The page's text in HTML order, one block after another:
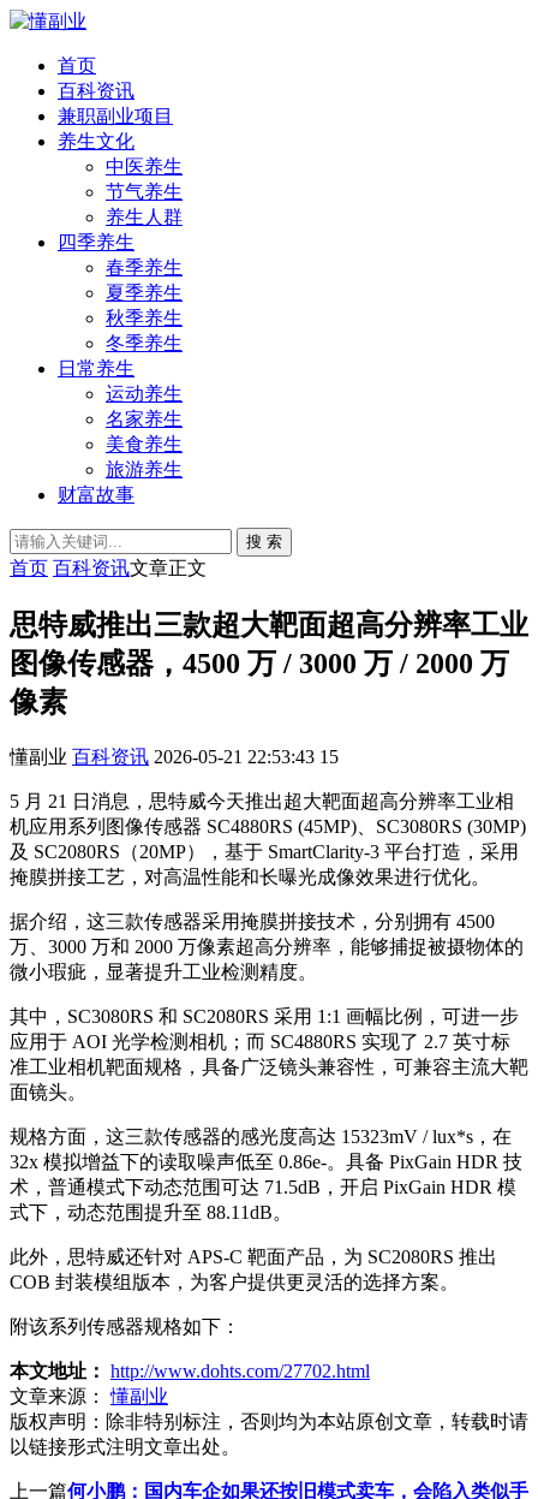
首页
百科资讯
兼职副业项目
养生文化
中医养生
节气养生
养生人群
四季养生
春季养生
夏季养生
秋季养生
冬季养生
日常养生
运动养生
名家养生
美食养生
旅游养生
财富故事
搜 索
首页 百科资讯文章正文
思特威推出三款超大靶面超高分辨率工业
图像传感器，4500 万 / 3000 万 / 2000 万
像素
懂副业 百科资讯 2026-05-21 22:53:43 15
5 月 21 日消息，思特威今天推出超大靶面超高分辨率工业相
机应用系列图像传感器 SC4880RS (45MP)、SC3080RS (30MP)
及 SC2080RS（20MP），基于 SmartClarity-3 平台打造，采用
掩膜拼接工艺，对高温性能和长曝光成像效果进行优化。
据介绍，这三款传感器采用掩膜拼接技术，分别拥有 4500
万、3000 万和 2000 万像素超高分辨率，能够捕捉被摄物体的
微小瑕疵，显著提升工业检测精度。
其中，SC3080RS 和 SC2080RS 采用 1:1 画幅比例，可进一步
应用于 AOI 光学检测相机；而 SC4880RS 实现了 2.7 英寸标
准工业相机靶面规格，具备广泛镜头兼容性，可兼容主流大靶
面镜头。
规格方面，这三款传感器的感光度高达 15323mV / lux*s，在
32x 模拟增益下的读取噪声低至 0.86e-。具备 PixGain HDR 技
术，普通模式下动态范围可达 71.5dB，开启 PixGain HDR 模
式下，动态范围提升至 88.11dB。
此外，思特威还针对 APS-C 靶面产品，为 SC2080RS 推出
COB 封装模组版本，为客户提供更灵活的选择方案。
附该系列传感器规格如下：
本文地址： http://www.dohts.com/27702.html
文章来源：
懂副业
版权声明： 除非特别标注，否则均为本站原创文章，转载时请
以链接形式注明文章出处。
上一篇何小鹏：国内车企如果还按旧模式卖车，会陷入类似手